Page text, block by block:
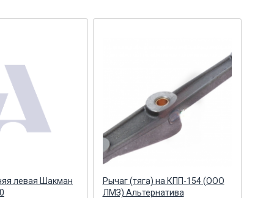
левая Шакман
Рычаг (тяга) на КПП-154 (ООО
ЛМЗ) Альтернатива